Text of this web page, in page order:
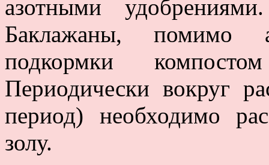
азотными
Баклажаны, помимо
подкормки
Периодически вокруг
период) необходимо
золу.